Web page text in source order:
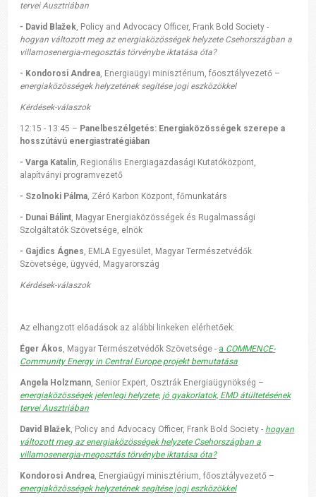
tervei Ausztriában
- David Blažek, Policy and Advocacy Officer, Frank Bold Society -
hogyan változott meg az energiaközösségek helyzete Csehországban a
villamosenergia-megosztás törvénybe iktatása óta?
- Kondorosi Andrea, Energiaügyi minisztérium, főosztályvezető –
energiaközösségek helyzetének segítése jogi eszközökkel
Kérdések-válaszok
12:15 - 13:45 – Panelbeszélgetés: Energiaközösségek szerepe a
hosszútávú energiastratégiában
- Varga Katalin, Regionális Energiagazdasági Kutatóközpont,
alapítványi programvezető
- Szolnoki Pálma, Zéró Karbon Központ, főmunkatárs
- Dunai Bálint, Magyar Energiaközösségek és Rugalmassági
Szolgáltatók Szövetsége, elnök
- Gajdics Ágnes, EMLA Egyesület, Magyar Természetvédők
Szövetsége, ügyvéd, Magyarország
Kérdések-válaszok
Az elhangzott előadások az alábbi linkeken elérhetőek:
Éger Ákos, Magyar Természetvédők Szövetsége - a COMMENCE-
Community Energy in Central Europe projekt bemutatása
Angela Holzmann, Senior Expert, Osztrák Energiaügynökség –
energiaközösségek jelenlegi helyzete, jó gyakorlatok, EMD átültetésének
tervei Ausztriában
David Blažek, Policy and Advocacy Officer, Frank Bold Society - hogyan
változott meg az energiaközösségek helyzete Csehországban a
villamosenergia-megosztás törvénybe iktatása óta?
Kondorosi Andrea, Energiaügyi minisztérium, főosztályvezető –
energiaközösségek helyzetének segítése jogi eszközökkel